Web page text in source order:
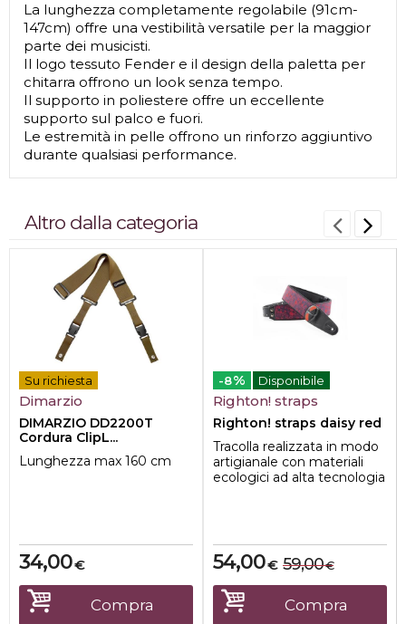
La lunghezza completamente regolabile (91cm-
147cm) offre una vestibilità versatile per la maggior
parte dei musicisti.
Il logo tessuto Fender e il design della paletta per
chitarra offrono un look senza tempo.
Il supporto in poliestere offre un eccellente
supporto sul palco e fuori.
Le estremità in pelle offrono un rinforzo aggiuntivo
durante qualsiasi performance.
Altro dalla categoria
Su richiesta
Dimarzio
DIMARZIO DD2200T
Cordura ClipL...
Lunghezza max 160 cm
€
34,00
Compra
-8% Disponibile
Righton! straps
Righton! straps daisy red
Tracolla realizzata in modo
artigianale con materiali
ecologici ad alta tecnologia
€
54,00 €
59,00
Compra